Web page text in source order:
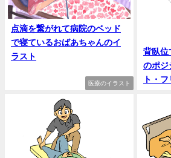
医療のイラスト
点滴を繋がれて病院のベッド
で寝ているおばあちゃんのイ
ラスト
背臥位
のポジ
ト・